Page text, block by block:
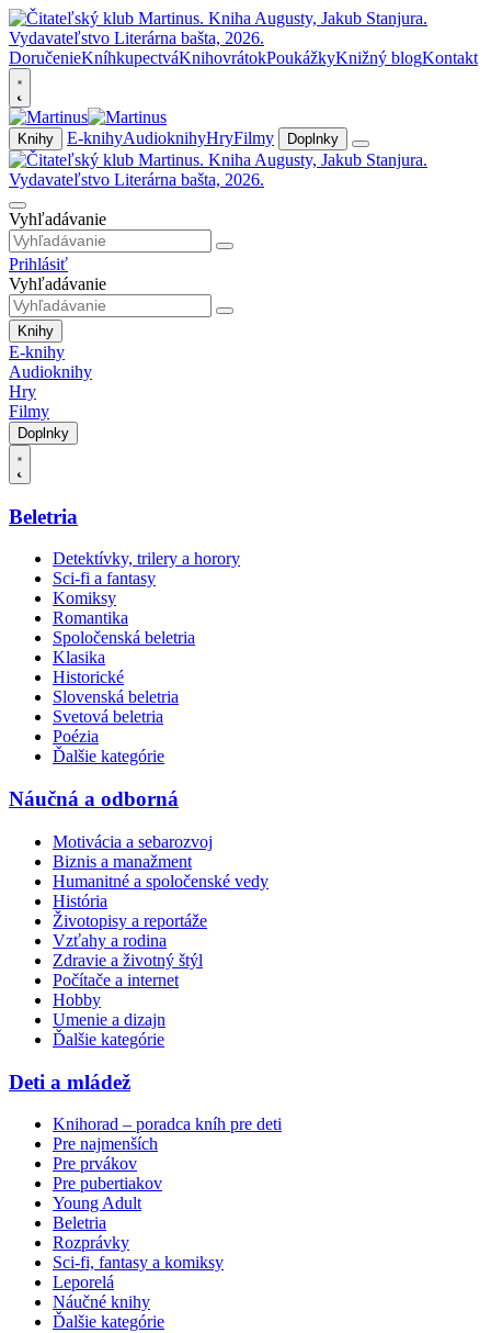
DoručenieKníhkupectváKnihovrátokPoukážkyKnižný blogKontakt
Knihy E-knihyAudioknihyHryFilmy Doplnky
Vyhľadávanie
Prihlásiť
Vyhľadávanie
Knihy
E-knihy
Audioknihy
Hry
Filmy
Doplnky
Beletria
Detektívky, trilery a horory
Sci-fi a fantasy
Komiksy
Romantika
Spoločenská beletria
Klasika
Historické
Slovenská beletria
Svetová beletria
Poézia
Ďalšie kategórie
Náučná a odborná
Motivácia a sebarozvoj
Biznis a manažment
Humanitné a spoločenské vedy
História
Životopisy a reportáže
Vzťahy a rodina
Zdravie a životný štýl
Počítače a internet
Hobby
Umenie a dizajn
Ďalšie kategórie
Deti a mládež
Knihorad – poradca kníh pre deti
Pre najmenších
Pre prvákov
Pre pubertiakov
Young Adult
Beletria
Rozprávky
Sci-fi, fantasy a komiksy
Leporelá
Náučné knihy
Ďalšie kategórie